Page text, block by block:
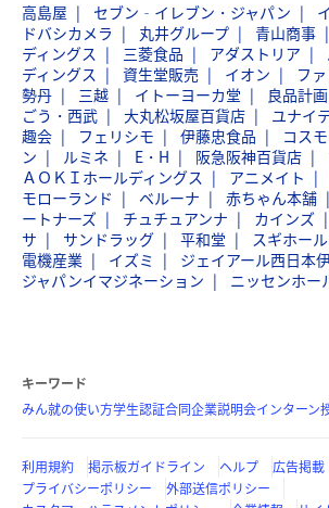
高島屋 セブン‐イレブン・ジャパン
ドバシカメラ
丸井グループ 青山商事
ディングス
三菱食品 アダストリア
ディングス
資生堂販売 イオン フ
勢丹
三越 イトーヨーカ堂 良品計画
ごう・西武
大丸松坂屋百貨店 ユナイ
趣会
フェリシモ 伊藤忠食品 コス
ン
ルミネ E・H 阪急阪神百貨店
ＡＯＫＩホールディングス
アニメイト
モローランド
ベルーナ 赤ちゃん本舗
ートナーズ
チュチュアンナ カインズ
サ
サンドラッグ 平和堂 スギホー
電機産業
イズミ ジェイアール西日本
ジャパンイマジネーション
ニッセンホー
キーワード
みん就の使い方学生認証合同企業説明会インターン
利用規約 掲示板ガイドライン ヘルプ 広告掲載
プライバシーポリシー
外部送信ポリシー